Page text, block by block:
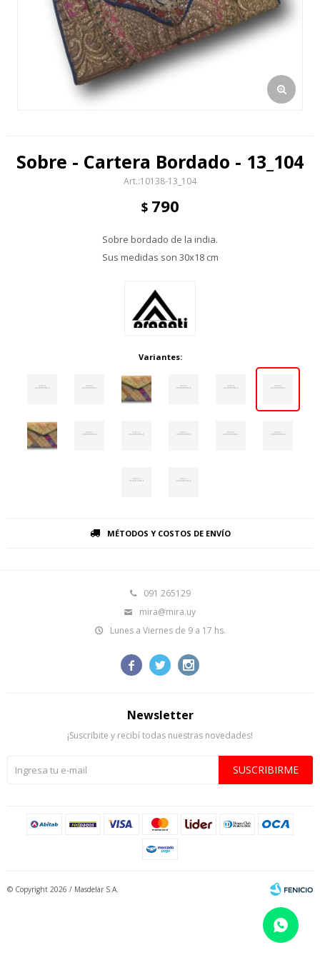
Sobre - Cartera Bordado - 13_104
10138-13_104
$ 790
Sobre bordado de la india.
Sus medidas son 30x18 cm
Variantes:
MÉTODOS Y COSTOS DE ENVÍO
091 265129
mira@mira.uy
Lunes a Viernes de 9 a 17 hs.
  
Newsletter
¡Suscribite y recibí todas nuestras novedades!
SUSCRIBIRME
© Copyright 2026 / Masdelar S.A.